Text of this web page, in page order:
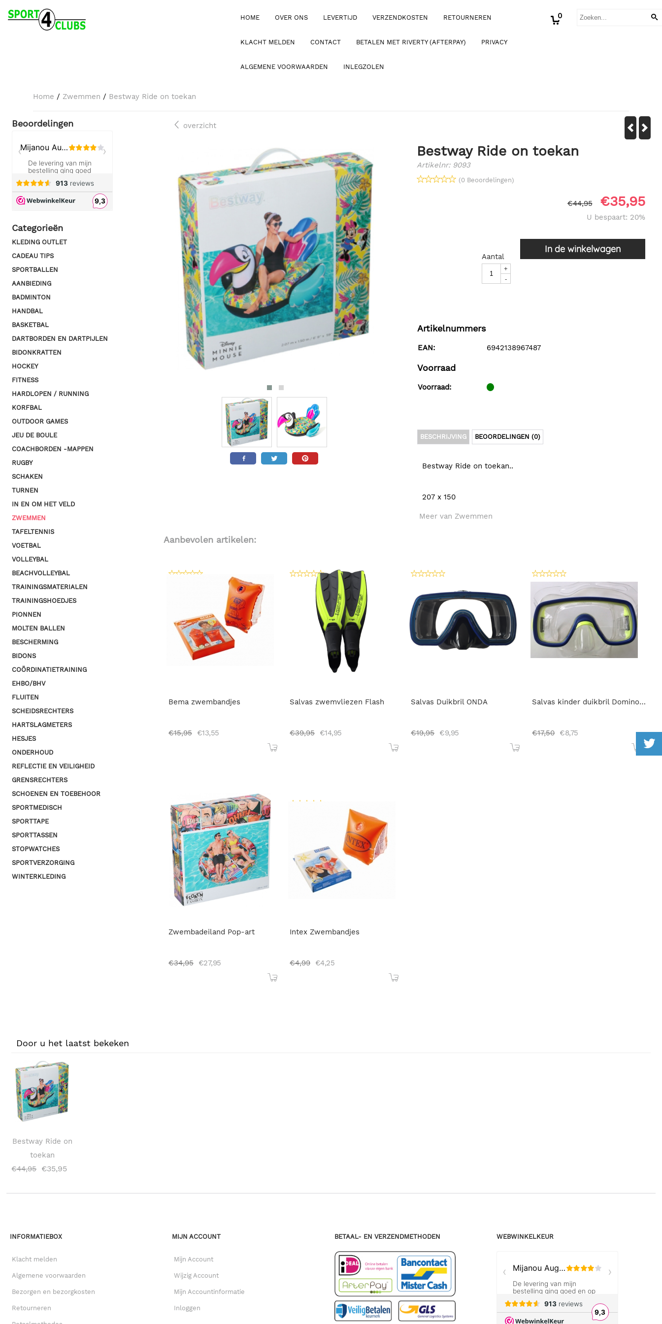
0
HOME OVER ONS LEVERTIJD VERZENDKOSTEN RETOURNEREN
KLACHT MELDEN CONTACT BETALEN MET RIVERTY (AFTERPAY) PRIVACY
ALGEMENE VOORWAARDEN INLEGZOLEN
Home / Zwemmen / Bestway Ride on toekan
Beoordelingen
Categorieën
KLEDING OUTLET
CADEAU TIPS
SPORTBALLEN
AANBIEDING
BADMINTON
HANDBAL
BASKETBAL
DARTBORDEN EN DARTPIJLEN
BIDONKRATTEN
HOCKEY
FITNESS
HARDLOPEN / RUNNING
KORFBAL
OUTDOOR GAMES
JEU DE BOULE
COACHBORDEN -MAPPEN
RUGBY
SCHAKEN
TURNEN
IN EN OM HET VELD
ZWEMMEN
TAFELTENNIS
VOETBAL
VOLLEYBAL
BEACHVOLLEYBAL
TRAININGSMATERIALEN
TRAININGSHOEDJES
PIONNEN
MOLTEN BALLEN
BESCHERMING
BIDONS
COÖRDINATIETRAINING
EHBO/BHV
FLUITEN
SCHEIDSRECHTERS
HARTSLAGMETERS
HESJES
ONDERHOUD
REFLECTIE EN VEILIGHEID
GRENSRECHTERS
SCHOENEN EN TOEBEHOOR
SPORTMEDISCH
SPORTTAPE
SPORTTASSEN
STOPWATCHES
SPORTVERZORGING
WINTERKLEDING
overzicht
Bestway Ride on toekan
Artikelnr: 9093
(0 Beoordelingen)
€44,95 €35,95
U bespaart: 20%
Aantal
+
-
In de winkelwagen
Artikelnummers
EAN: 6942138967487
Voorraad
Voorraad:
BESCHRIJVING BEOORDELINGEN (0)
Bestway Ride on toekan..
207 x 150
Meer van Zwemmen
Aanbevolen artikelen:
Bema zwembandjes
€15,95 €13,55
Salvas zwemvliezen Flash
€39,95 €14,95
Salvas Duikbril ONDA
€19,95 €9,95
Salvas kinder duikbril Domino Jr
€17,50 €8,75
Zwembadeiland Pop-art
€34,95 €27,95
Intex Zwembandjes
€4,99 €4,25
Door u het laatst bekeken
Bestway Ride on
toekan
€44,95 €35,95
INFORMATIEBOX
Klacht melden
Algemene voorwaarden
Bezorgen en bezorgkosten
Retourneren
MIJN ACCOUNT
Mijn Account
Wijzig Account
Mijn Accountinformatie
Inloggen
BETAAL- EN VERZENDMETHODEN WEBWINKELKEUR